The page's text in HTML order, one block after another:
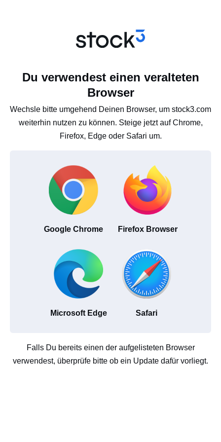
Du verwendest einen veralteten
Browser
Wechsle bitte umgehend Deinen Browser, um stock3.com
weiterhin nutzen zu können. Steige jetzt auf Chrome,
Firefox, Edge oder Safari um.
Google Chrome Firefox Browser
Microsoft Edge Safari
Falls Du bereits einen der aufgelisteten Browser
verwendest, überprüfe bitte ob ein Update dafür vorliegt.